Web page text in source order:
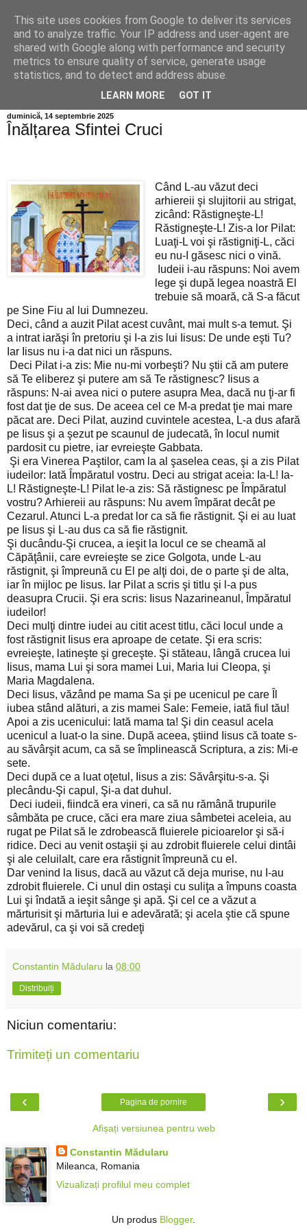
Info MILEANCA
BINE AȚI VENIT! *Jurnal online de informație și opinie; Joi
06 August, 2026
duminică, 14 septembrie 2025
Înălțarea Sfintei Cruci
Când L-au văzut deci
arhiereii şi slujitorii au strigat,
zicând: Răstigneşte-L!
Răstigneşte-L! Zis-a lor Pilat:
Luaţi-L voi şi răstigniţi-L, căci
eu nu-I găsesc nici o vină.
Iudeii i-au răspuns: Noi avem
lege şi după legea noastră El
trebuie să moară, că S-a făcut
pe Sine Fiu al lui Dumnezeu.
Deci, când a auzit Pilat acest cuvânt, mai mult s-a temut. Şi
a intrat iarăşi în pretoriu şi I-a zis lui Iisus: De unde eşti Tu?
Iar Iisus nu i-a dat nici un răspuns.
Deci Pilat i-a zis: Mie nu-mi vorbeşti? Nu ştii că am putere
să Te eliberez şi putere am să Te răstignesc? Iisus a
răspuns: N-ai avea nici o putere asupra Mea, dacă nu ţi-ar fi
fost dat ţie de sus. De aceea cel ce M-a predat ţie mai mare
păcat are. Deci Pilat, auzind cuvintele acestea, L-a dus afară
pe Iisus şi a şezut pe scaunul de judecată, în locul numit
pardosit cu pietre, iar evreieşte Gabbata.
Şi era Vinerea Paştilor, cam la al şaselea ceas, şi a zis Pilat
iudeilor: Iată Împăratul vostru. Deci au strigat aceia: Ia-L! Ia-
L! Răstigneşte-L! Pilat le-a zis: Să răstignesc pe Împăratul
vostru? Arhiereii au răspuns: Nu avem împărat decât pe
Cezarul. Atunci L-a predat lor ca să fie răstignit. Şi ei au luat
pe Iisus şi L-au dus ca să fie răstignit.
Şi ducându-Şi crucea, a ieşit la locul ce se cheamă al
Căpăţânii, care evreieşte se zice Golgota, unde L-au
răstignit, şi împreună cu El pe alţi doi, de o parte şi de alta,
iar în mijloc pe Iisus. Iar Pilat a scris şi titlu şi l-a pus
deasupra Crucii. Şi era scris: Iisus Nazarineanul, Împăratul
iudeilor!
Deci mulţi dintre iudei au citit acest titlu, căci locul unde a
fost răstignit Iisus era aproape de cetate. Şi era scris:
evreieşte, latineşte şi greceşte. Şi stăteau, lângă crucea lui
Iisus, mama Lui şi sora mamei Lui, Maria lui Cleopa, şi
Maria Magdalena.
Deci Iisus, văzând pe mama Sa şi pe ucenicul pe care Îl
iubea stând alături, a zis mamei Sale: Femeie, iată fiul tău!
Apoi a zis ucenicului: Iată mama ta! Şi din ceasul acela
ucenicul a luat-o la sine. După aceea, ştiind Iisus că toate s-
au săvârşit acum, ca să se împlinească Scriptura, a zis: Mi-e
sete.
Deci după ce a luat oţetul, Iisus a zis: Săvârşitu-s-a. Şi
plecându-Şi capul, Şi-a dat duhul.
Deci iudeii, fiindcă era vineri, ca să nu rămână trupurile
sâmbăta pe cruce, căci era mare ziua sâmbetei aceleia, au
rugat pe Pilat să le zdrobească fluierele picioarelor şi să-i
ridice. Deci au venit ostaşii şi au zdrobit fluierele celui dintâi
şi ale celuilalt, care era răstignit împreună cu el.
Dar venind la Iisus, dacă au văzut că deja murise, nu I-au
zdrobit fluierele. Ci unul din ostaşi cu suliţa a împuns coasta
Lui şi îndată a ieşit sânge şi apă. Şi cel ce a văzut a
mărturisit şi mărturia lui e adevărată; şi acela ştie că spune
adevărul, ca şi voi să credeţi
Constantin Mădularu la 08:00
Distribuiți
Niciun comentariu:
Trimiteți un comentariu
‹ ›
Pagina de pornire
Afișați versiunea pentru web
Constantin Mădularu
Mileanca, Romania
Vizualizați profilul meu complet
Un produs Blogger.
This site uses cookies from Google to deliver its services
and to analyze traffic. Your IP address and user-agent are
shared with Google along with performance and security
metrics to ensure quality of service, generate usage
statistics, and to detect and address abuse.
LEARN MORE GOT IT